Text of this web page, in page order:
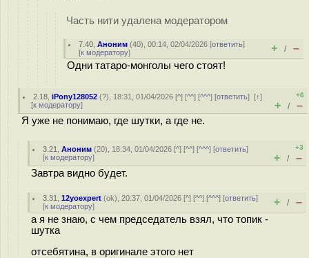
Часть нити удалена модератором
7.40 ,Аноним (40), 00:14, 02/04/2026 [ответить]
[к модератору] + / –
Одни татаро-монголы чего стоят!
2.18 ,iPony128052 (?), 18:31, 01/04/2026 [^] [^^] [^^^] [ответить][↑]
[к модератору]
+6
+ / –
Я уже не понимаю, где шутки, а где не.
3.21 ,Аноним (20), 18:34, 01/04/2026 [^] [^^] [^^^] [ответить]
[к модератору]
+3
+ / –
Завтра видно будет.
3.31 ,12yoexpert (ok), 20:37, 01/04/2026 [^] [^^] [^^^] [ответить]
[к модератору] + / –
а я не знаю, с чем председатель взял, что топик -
шутка
отсебятина, в оригинале этого нет